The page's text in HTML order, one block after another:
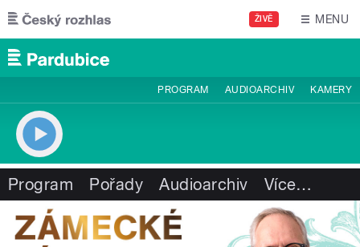
Přejít k hlavnímu obsahu
ŽIVĚ MENU
PROGRAM AUDIOARCHIV KAMERY
Program Pořady Audioarchiv Více…